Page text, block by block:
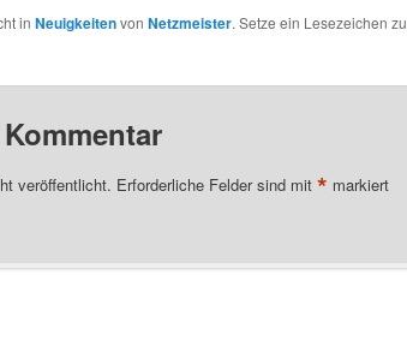
in Neuigkeitenvon Netzmeister. Setze ein Lesezeichen
veröffentlicht. Erforderliche Felder sind mit * markiert